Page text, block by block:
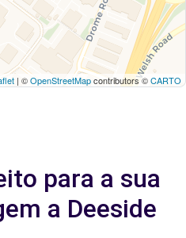
| ©OpenStreetMapcontributors ©CARTO
para a sua
a Deeside